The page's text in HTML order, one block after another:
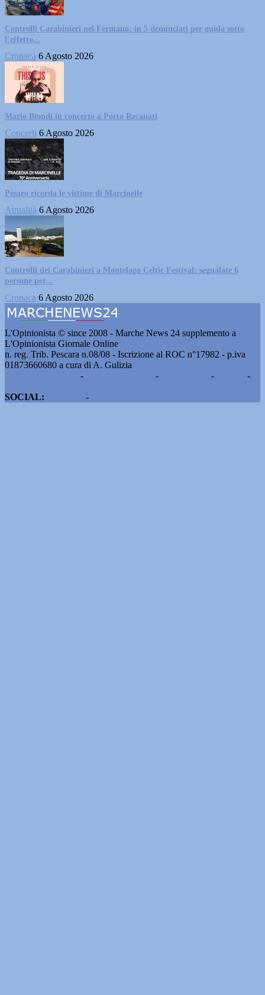
Controlli Carabinieri nel Fermano: in 5 denunciati per guida sotto
l’effetto...
Cronaca 6 Agosto 2026
Mario Biondi in concerto a Porto Recanati
Concerti 6 Agosto 2026
Pesaro ricorda le vittime di Marcinelle
Attualità 6 Agosto 2026
Controlli dei Carabinieri a Montelago Celtic Festival: segnalate 6
persone per...
Cronaca 6 Agosto 2026
L'Opinionista © since 2008 - Marche News 24 supplemento a
L'Opinionista Giornale Online
n. reg. Trib. Pescara n.08/08 - Iscrizione al ROC n°17982 - p.iva
01873660680 a cura di A. Gulizia
- - -
-
SOCIAL:
-